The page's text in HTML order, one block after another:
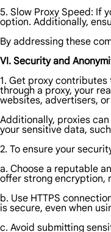
5. Slow Proxy Speed: If
option. Additionally,
By addressing these
VI. Security and
1. Get proxy
through a proxy, your
websites, advertisers,
Additionally, proxies
your sensitive data,
2. To ensure your
a. Choose a reputable
offer strong encryption,
b. Use HTTPS
is secure, even when
c. Avoid submitting